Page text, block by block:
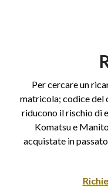
Per cercare un
matricola; codice del
riducono il rischio di
Komatsu e
acquistate in